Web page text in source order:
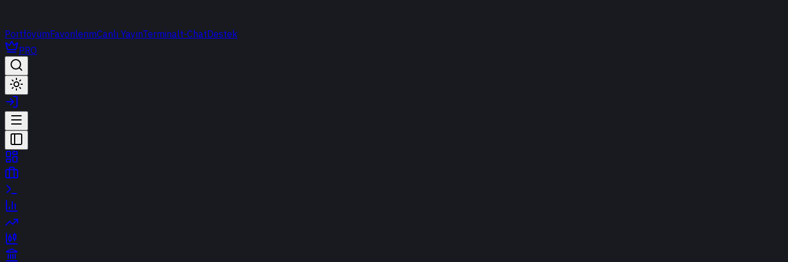
PortföyümFavorilerimCanlı YayınTerminalt-ChatDestek
PRO